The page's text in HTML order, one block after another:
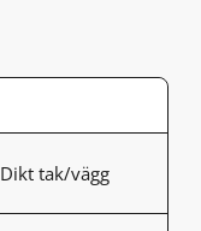
Dikt tak/vägg